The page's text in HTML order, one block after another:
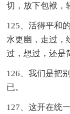
切，放下包袱，
125、活得平和
水更幽，走过，
过，想过，还是
126、我们是把
已。
127、这开在统